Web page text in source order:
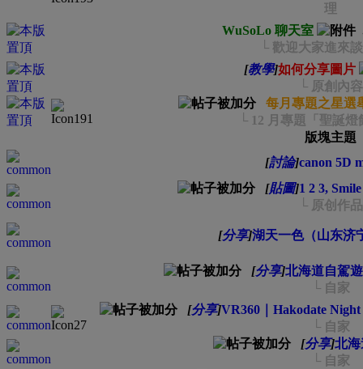
理
WuSoLo 聊天室
└ 歡迎大家進來
[教學]如何分享圖片
└ 原創內容
每月專題之星選
└ 12 月專題「聖誕燈
版塊主題
[討論]canon 5D
[貼圖]1 2 3,
└ 原创作品
[分享]湖天一色（山东济
[分享]北海道自駕
└ 自家
[分享]VR360｜Hakodate
└ 自家
[分享]北海
└ 自家